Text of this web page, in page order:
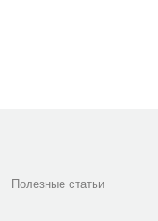
Полезные статьи